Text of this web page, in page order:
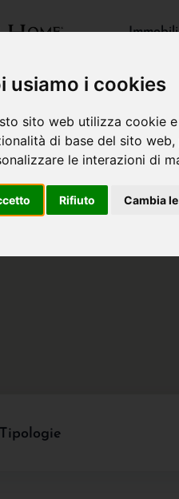
usiamo i cookies
sito web utilizza cookie
di base del sito web,
le interazioni di
Rifiuto Cambia
Immobili